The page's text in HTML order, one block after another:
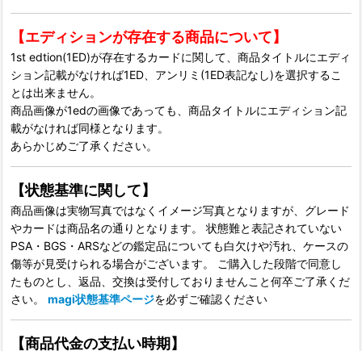
【エディションが存在する商品について】
1st edtion(1ED)が存在するカードに関して、商品タイトルにエディ
ション記載がなければ1ED、アンリミ(1ED表記なし)を選択するこ
とは出来ません。
商品画像が1edの画像であっても、商品タイトルにエディション記
載がなければ同様となります。
あらかじめご了承ください。
【状態基準に関して】
商品画像は実物写真ではなくイメージ写真となりますが、グレード
やカードは商品名の通りとなります。 状態難と表記されていない
PSA・BGS・ARSなどの鑑定品についても白欠けや汚れ、ケースの
傷等が見受けられる場合がございます。 ご購入した段階で同意し
たものとし、返品、交換は受付しておりませんこと何卒ご了承くだ
さい。 magi状態基準ページを必ずご確認ください
【商品代金の支払い時期】